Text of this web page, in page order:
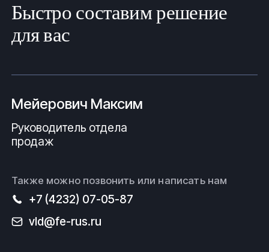
Быстро составим решение
для вас
Мейерович Максим
Руководитель отдела
продаж
Также можно позвонить или написать нам
+7 (4232) 07-05-87
vld@fe-rus.ru